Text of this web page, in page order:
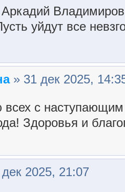
уйдут все
» 31 дек 2025,
всех с
Здоровья и
2025, 21:07